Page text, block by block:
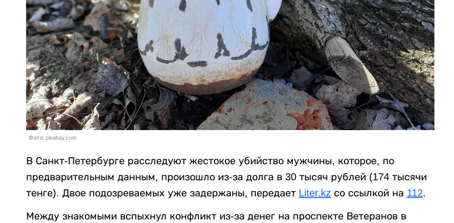
Фото: pixabay.com
В Санкт-Петербурге расследуют жестокое убийство мужчины, которое, по
предварительным данным, произошло из-за долга в 30 тысяч рублей (174 тысячи
тенге). Двое подозреваемых уже задержаны, передает Liter.kz со ссылкой на 112.
Между знакомыми вспыхнул конфликт из-за денег на проспекте Ветеранов в